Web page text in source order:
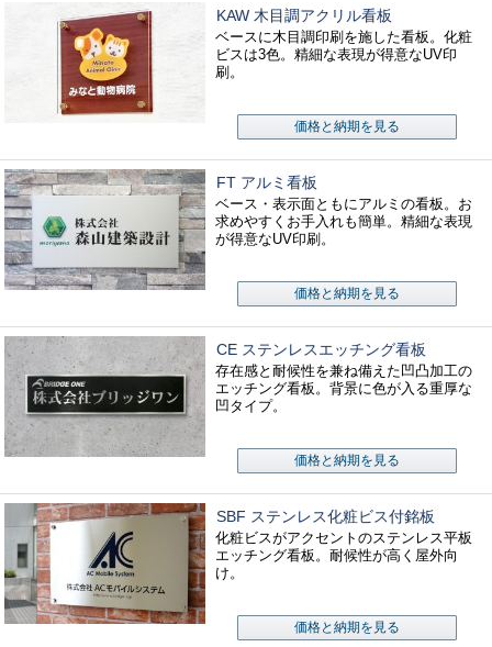
KAW 木目調アクリル看板
ベースに木目調印刷を施した看板。化粧
ビスは3色。精細な表現が得意なUV印
刷。
価格と納期を見る
FT アルミ看板
ベース・表示面ともにアルミの看板。お
求めやすくお手入れも簡単。精細な表現
が得意なUV印刷。
価格と納期を見る
CE ステンレスエッチング看板
存在感と耐候性を兼ね備えた凹凸加工の
エッチング看板。背景に色が入る重厚な
凹タイプ。
価格と納期を見る
SBF ステンレス化粧ビス付銘板
化粧ビスがアクセントのステンレス平板
エッチング看板。耐候性が高く屋外向
け。
価格と納期を見る